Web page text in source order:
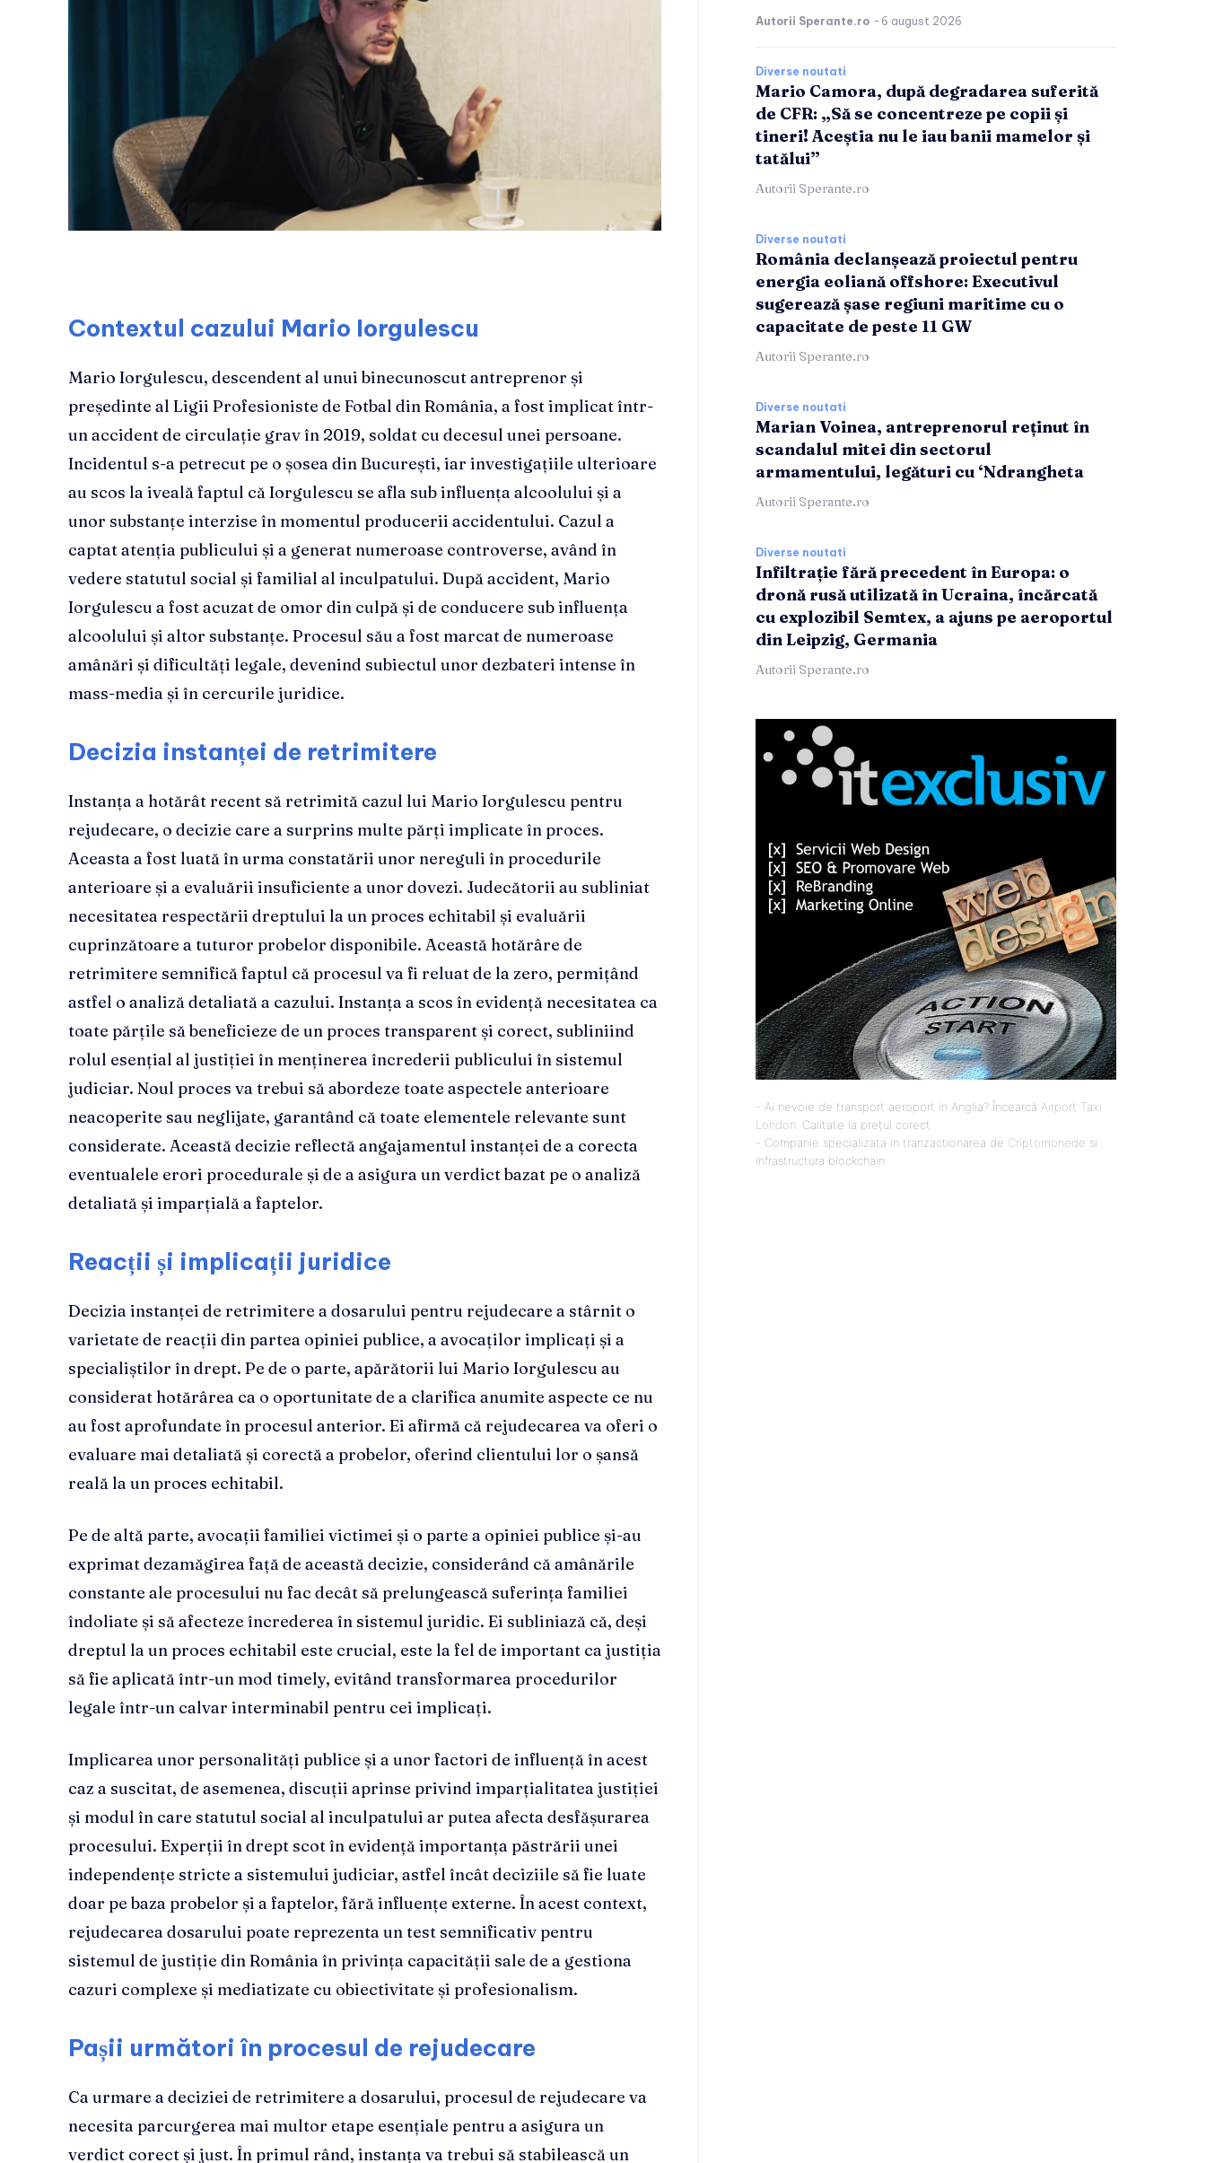
Contextul cazului Mario Iorgulescu
Mario Iorgulescu, descendent al unui binecunoscut antreprenor și
președinte al Ligii Profesioniste de Fotbal din România, a fost implicat într-
un accident de circulație grav în 2019, soldat cu decesul unei persoane.
Incidentul s-a petrecut pe o șosea din București, iar investigațiile ulterioare
au scos la iveală faptul că Iorgulescu se afla sub influența alcoolului și a
unor substanțe interzise în momentul producerii accidentului. Cazul a
captat atenția publicului și a generat numeroase controverse, având în
vedere statutul social și familial al inculpatului. După accident, Mario
Iorgulescu a fost acuzat de omor din culpă și de conducere sub influența
alcoolului și altor substanțe. Procesul său a fost marcat de numeroase
amânări și dificultăți legale, devenind subiectul unor dezbateri intense în
mass-media și în cercurile juridice.
Decizia instanței de retrimitere
Instanța a hotărât recent să retrimită cazul lui Mario Iorgulescu pentru
rejudecare, o decizie care a surprins multe părți implicate în proces.
Aceasta a fost luată în urma constatării unor nereguli în procedurile
anterioare și a evaluării insuficiente a unor dovezi. Judecătorii au subliniat
necesitatea respectării dreptului la un proces echitabil și evaluării
cuprinzătoare a tuturor probelor disponibile. Această hotărâre de
retrimitere semnifică faptul că procesul va fi reluat de la zero, permițând
astfel o analiză detaliată a cazului. Instanța a scos în evidență necesitatea ca
toate părțile să beneficieze de un proces transparent și corect, subliniind
rolul esențial al justiției în menținerea încrederii publicului în sistemul
judiciar. Noul proces va trebui să abordeze toate aspectele anterioare
neacoperite sau neglijate, garantând că toate elementele relevante sunt
considerate. Această decizie reflectă angajamentul instanței de a corecta
eventualele erori procedurale și de a asigura un verdict bazat pe o analiză
detaliată și imparțială a faptelor.
Reacții și implicații juridice
Decizia instanței de retrimitere a dosarului pentru rejudecare a stârnit o
varietate de reacții din partea opiniei publice, a avocaților implicați și a
specialiștilor în drept. Pe de o parte, apărătorii lui Mario Iorgulescu au
considerat hotărârea ca o oportunitate de a clarifica anumite aspecte ce nu
au fost aprofundate în procesul anterior. Ei afirmă că rejudecarea va oferi o
evaluare mai detaliată și corectă a probelor, oferind clientului lor o șansă
reală la un proces echitabil.
Pe de altă parte, avocații familiei victimei și o parte a opiniei publice și-au
exprimat dezamăgirea față de această decizie, considerând că amânările
constante ale procesului nu fac decât să prelungească suferința familiei
îndoliate și să afecteze încrederea în sistemul juridic. Ei subliniază că, deși
dreptul la un proces echitabil este crucial, este la fel de important ca justiția
să fie aplicată într-un mod timely, evitând transformarea procedurilor
legale într-un calvar interminabil pentru cei implicați.
Implicarea unor personalități publice și a unor factori de influență în acest
caz a suscitat, de asemenea, discuții aprinse privind imparțialitatea justiției
și modul în care statutul social al inculpatului ar putea afecta desfășurarea
procesului. Experții în drept scot în evidență importanța păstrării unei
independențe stricte a sistemului judiciar, astfel încât deciziile să fie luate
doar pe baza probelor și a faptelor, fără influențe externe. În acest context,
rejudecarea dosarului poate reprezenta un test semnificativ pentru
sistemul de justiție din România în privința capacității sale de a gestiona
cazuri complexe și mediatizate cu obiectivitate și profesionalism.
Pașii următori în procesul de rejudecare
Ca urmare a deciziei de retrimitere a dosarului, procesul de rejudecare va
necesita parcurgerea mai multor etape esențiale pentru a asigura un
verdict corect și just. În primul rând, instanța va trebui să stabilească un
Autorii Sperante.ro - 6 august 2026
Diverse noutati
Mario Camora, după degradarea suferită
de CFR: „Să se concentreze pe copii și
tineri! Aceștia nu le iau banii mamelor și
tatălui”
Autorii Sperante.ro
Diverse noutati
România declanșează proiectul pentru
energia eoliană offshore: Executivul
sugerează șase regiuni maritime cu o
capacitate de peste 11 GW
Autorii Sperante.ro
Diverse noutati
Marian Voinea, antreprenorul reținut în
scandalul mitei din sectorul
armamentului, legături cu ‘Ndrangheta
Autorii Sperante.ro
Diverse noutati
Infiltrație fără precedent în Europa: o
dronă rusă utilizată în Ucraina, încărcată
cu explozibil Semtex, a ajuns pe aeroportul
din Leipzig, Germania
Autorii Sperante.ro
- Ai nevoie de transport aeroport in Anglia? Încearcă Airport Taxi
London . Calitate la prețul corect.
- Companie specializata in tranzactionarea de Criptomonede si
infrastructura blockchain.